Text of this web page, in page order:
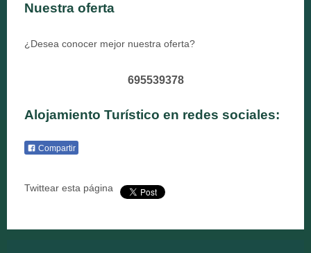
Nuestra oferta
¿Desea conocer mejor nuestra oferta?
695539378
Alojamiento Turístico en redes sociales:
Compartir
Twittear esta página